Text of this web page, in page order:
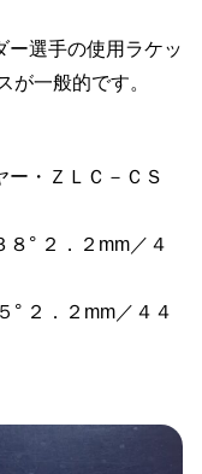
ー選手の使用ラケッ
が一般的です。
ー・ＺＬＣ－ＣＳ
° ２．２mm／４
° ２．２mm／４４